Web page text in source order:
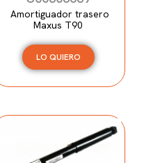
Amortiguador trasero
Maxus T90
LO QUIERO